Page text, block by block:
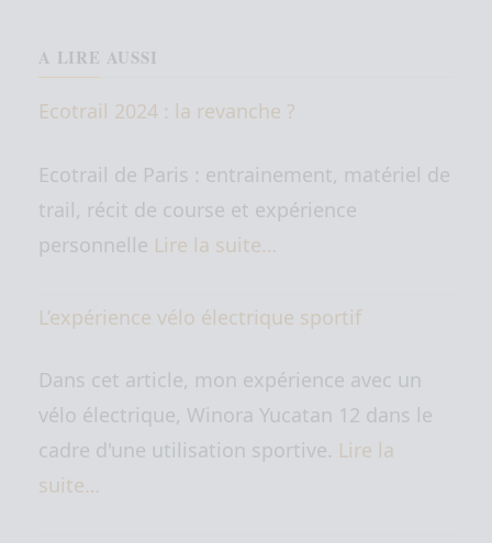
A LIRE AUSSI
Ecotrail 2024 : la revanche ?
Ecotrail de Paris : entrainement, matériel de
trail, récit de course et expérience
personnelle Lire la suite…
L’expérience vélo électrique sportif
Dans cet article, mon expérience avec un
vélo électrique, Winora Yucatan 12 dans le
cadre d'une utilisation sportive. Lire la
suite…